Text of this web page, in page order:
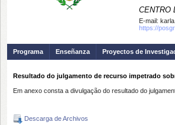
CENTRO
E-mail:
https://
Programa Enseñanza Proyectos de
Resultado do julgamento de recurso impetrado
Em anexo consta a divulgação do resultado do
Descarga de Archivos